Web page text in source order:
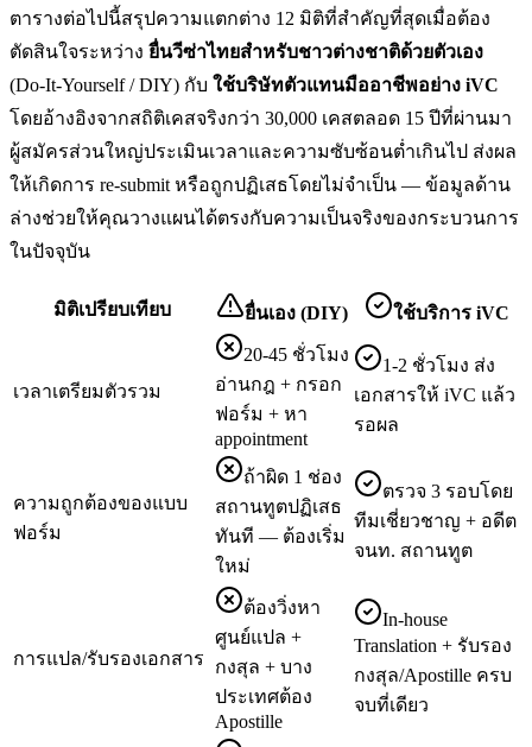
ตารางต่อไปนี้สรุปความแตกต่าง 12 มิติที่สำคัญที่สุดเมื่อต้อง
ตัดสินใจระหว่าง ยื่นวีซ่าไทยสำหรับชาวต่างชาติด้วยตัวเอง
(Do-It-Yourself / DIY) กับ ใช้บริษัทตัวแทนมืออาชีพอย่าง iVC
โดยอ้างอิงจากสถิติเคสจริงกว่า 30,000 เคสตลอด 15 ปีที่ผ่านมา
ผู้สมัครส่วนใหญ่ประเมินเวลาและความซับซ้อนต่ำเกินไป ส่งผล
ให้เกิดการ re-submit หรือถูกปฏิเสธโดยไม่จำเป็น — ข้อมูลด้าน
ล่างช่วยให้คุณวางแผนได้ตรงกับความเป็นจริงของกระบวนการ
ในปัจจุบัน
มิติเปรียบเทียบ ยื่นเอง (DIY) ใช้บริการ iVC
เวลาเตรียมตัวรวม
20-45 ชั่วโมง
อ่านกฎ + กรอก
ฟอร์ม + หา
appointment
1-2 ชั่วโมง ส่ง
เอกสารให้ iVC แล้ว
รอผล
ความถูกต้องของแบบ
ฟอร์ม
ถ้าผิด 1 ช่อง
สถานทูตปฏิเสธ
ทันที — ต้องเริ่ม
ใหม่
ตรวจ 3 รอบโดย
ทีมเชี่ยวชาญ + อดีต
จนท. สถานทูต
การแปล/รับรองเอกสาร
ต้องวิ่งหา
ศูนย์แปล +
กงสุล + บาง
ประเทศต้อง
Apostille
In-house
Translation + รับรอง
กงสุล/Apostille ครบ
จบที่เดียว